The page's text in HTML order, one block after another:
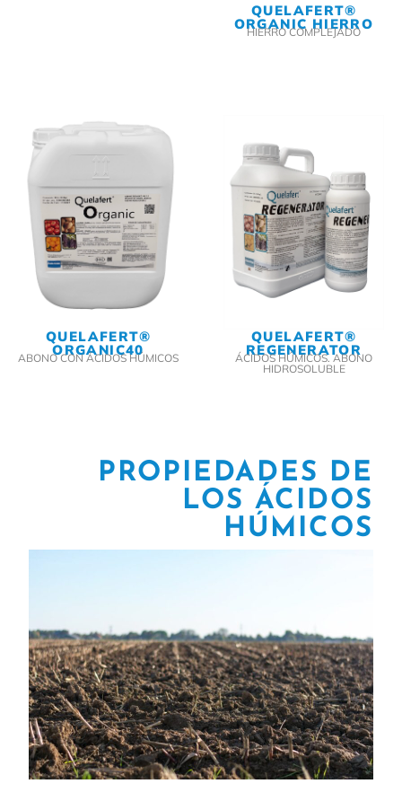
QUELAFERT®
ORGANIC HIERRO
HIERRO COMPLEJADO
QUELAFERT®
ORGANIC40
ABONO CON ÁCIDOS HÚMICOS
QUELAFERT®
REGENERATOR
ÁCIDOS HÚMICOS. ABONO
HIDROSOLUBLE
PROPIEDADES DE
LOS ÁCIDOS
HÚMICOS